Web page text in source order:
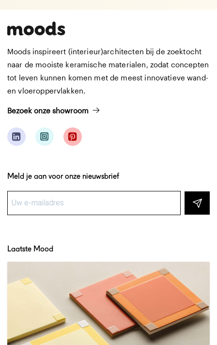
Moods inspireert (interieur)architecten bij de zoektocht
naar de mooiste keramische materialen, zodat concepten
tot leven kunnen komen met de meest innovatieve wand-
en vloeroppervlakken.
Bezoek onze showroom
Meld je aan voor onze nieuwsbrief
Laatste Mood